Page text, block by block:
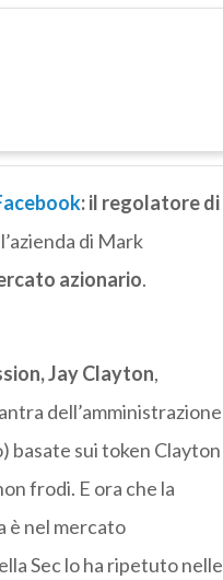
: il regolatore di
di Mark
azionario.
Jay Clayton,
dell’amministrazione
basate sui token Clayton
frodi. E ora che la
è nel mercato
Sec lo ha ripetuto nelle